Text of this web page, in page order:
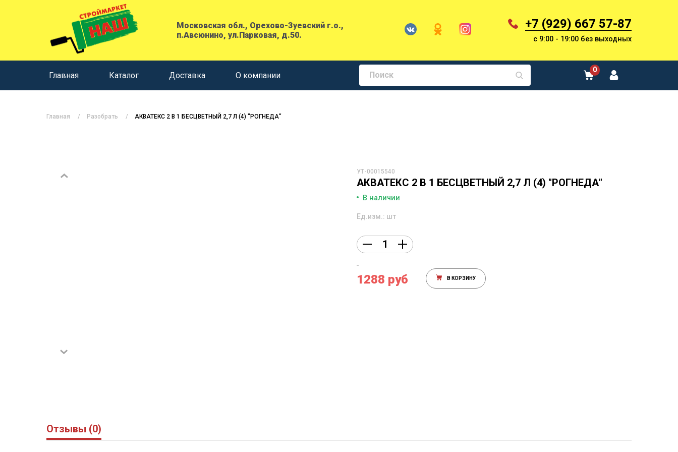
Московская обл., Орехово-Зуевский г.о.,
п.Авсюнино, ул.Парковая, д.50.
+7 (929) 667 57-87
с 9:00 - 19:00 без выходных
Главная Каталог Доставка О компании
0
Главная Разобрать АКВАТЕКС 2 В 1 БЕСЦВЕТНЫЙ 2,7 Л (4) "РОГНЕДА"
УТ-00015540
АКВАТЕКС 2 В 1 БЕСЦВЕТНЫЙ 2,7 Л (4) "РОГНЕДА"
В наличии
Ед.изм.: шт
1288 руб В КОРЗИНУ
Отзывы (0)